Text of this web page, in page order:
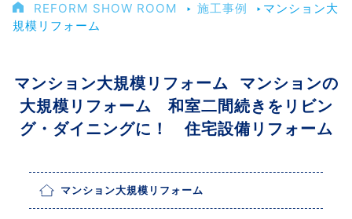
REFORM SHOW ROOM ‣ 施工事例 ‣ マンション大
規模リフォーム
マンション大規模リフォーム マンションの
大規模リフォーム 和室二間続きをリビン
グ・ダイニングに！ 住宅設備リフォーム
マンション大規模リフォーム